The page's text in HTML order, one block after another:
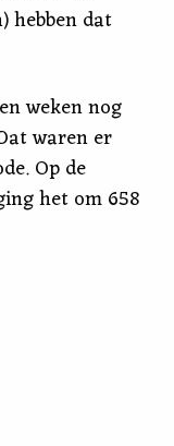
hebben dat
weken nog
waren er
Op de
het om 658